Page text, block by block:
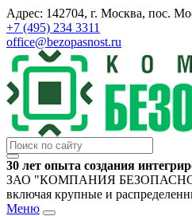
Адрес: 142704, г. Москва, пос.
+7 (495) 234 3311
office@bezopasnost.ru
30 лет опыта создания
ЗАО "КОМПАНИЯ БЕЗОПАСНОСТЬ"
включая крупные и
Меню